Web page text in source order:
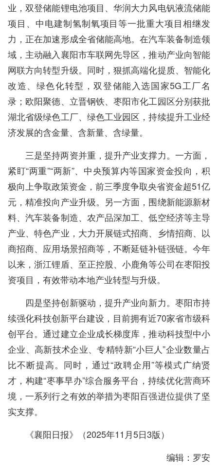
业，双登储能锂电池项目、华润大力风电钒液流储能
项目、中电建制氢制氧项目等一批重大项目相继发
力，正在加速形成全省储能高地。在汽车装备制造领
域，主动融入襄阳市车联网先导区，推动产业向智能
网联方向转型升级。同时，狠抓高端化提质、智能化
改造、绿色化转型，双登储能入选国家5G工厂名
录；欧阳聚德、立晋钢铁、枣阳市化工园区分别获批
湖北省级绿色工厂、绿色工业园区，持续提升工业经
济发展的含金量、含新量、含绿量。
三是坚持两资并重，提升产业支撑力。一方面，
紧盯“两重”“两新”、中央预算内等国家资金投向，积
极向上争取政策资金，前三季度争取央省资金超51亿
元，精准投向产业升级。另一方面，围绕新能源新材
料、汽车装备制造、农产品深加工、低空经济等主导
产业、特色产业，大力开展链式招商、乡情招商、以
商招商、应用场景招商等，不断延链补链强链。今年
以来，浙江锂盾、至正控股、小鹿角等公司在枣阳投
资项目，有效带动本地产业转型与升级。
四是坚持创新驱动，提升产业向新力。枣阳市持
续强化科技创新平台建设，目前拥有近70家省市级科
创平台。通过建立企业成长梯度库，推动科技型中小
企业、高新技术企业、专精特新“小巨人”企业数量占
比不断提高。同时，通过“政聘企用”等模式广纳贤
才，构建“枣事早办”综合服务平台，持续优化营商环
境，一系列行之有效的举措为枣阳百强进位提供了坚
实支撑。
《襄阳日报》（2025年11月5日3版）
编辑：罗安